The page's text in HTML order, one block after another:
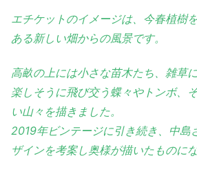
エチケットのイメージは、今春植樹
ある新しい畑からの風景です。
高畝の上には小さな苗木たち、雑草
楽しそうに飛び交う蝶々やトンボ、
い山々を描きました。
2019年ビンテージに引き続き、中島
ザインを考案し奥様が描いたものにな